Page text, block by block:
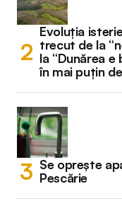
Evoluția
trecut de la
la “Dunărea
în mai puțin
Se oprește
Pescărie